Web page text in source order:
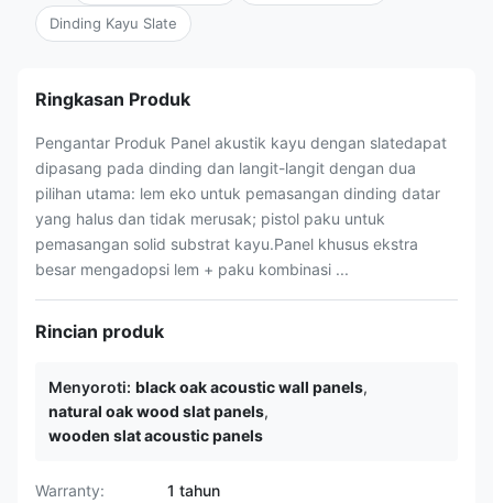
Dinding Kayu Slate
Ringkasan Produk
Pengantar Produk Panel akustik kayu dengan slatedapat
dipasang pada dinding dan langit-langit dengan dua
pilihan utama: lem eko untuk pemasangan dinding datar
yang halus dan tidak merusak; pistol paku untuk
pemasangan solid substrat kayu.Panel khusus ekstra
besar mengadopsi lem + paku kombinasi ...
Rincian produk
Menyoroti: black oak acoustic wall panels,
natural oak wood slat panels,
wooden slat acoustic panels
Warranty:
1 tahun